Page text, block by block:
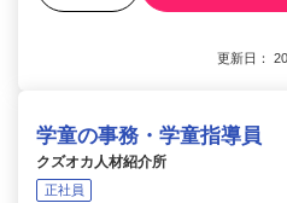
更新日：
学童の事務・学童指導員
クズオカ人材紹介所
正社員